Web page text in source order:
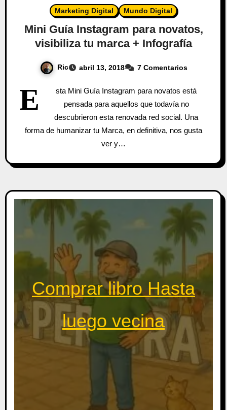
Marketing Digital Mundo Digital
Mini Guía Instagram para novatos,
visibiliza tu marca + Infografía
Ric abril 13, 2018 7 Comentarios
E
sta Mini Guía Instagram para novatos está
pensada para aquellos que todavía no
descubrieron esta renovada red social. Una
forma de humanizar tu Marca, en definitiva, nos gusta
ver y…
Comprar libro Hasta
luego vecina